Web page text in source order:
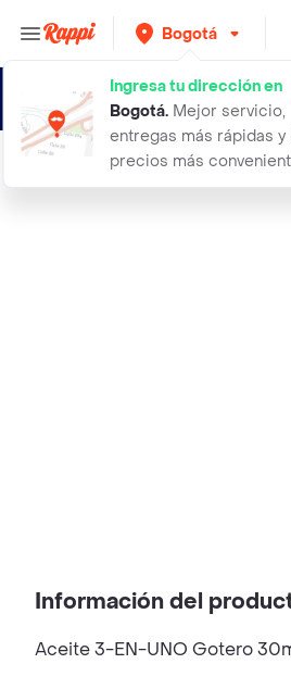
Bogotá
Ingresa tu dirección en
Bogotá. Mejor servicio,
entregas más rápidas y
precios más
aceite 3 en uno gotero 30ml
Información del
Aceite 3-EN-UNO Gotero